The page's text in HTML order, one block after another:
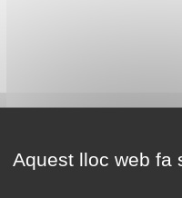
Aquest lloc web fa